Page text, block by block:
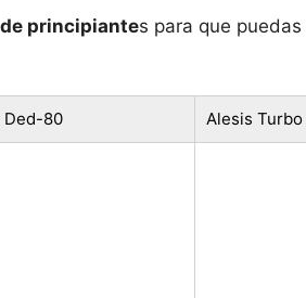
principiantes para que
Ded-80 Alesis